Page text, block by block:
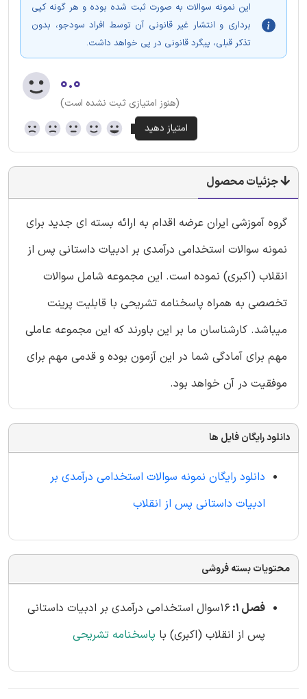
این نمونه سوالات به صورت ثبت شده بوده و هر گونه کپی
برداری و انتشار غیر قانونی آن توسط افراد سودجو، بدون
تذکر قبلی، پیگرد قانونی در پی خواهد داشت.
۰.۰
(هنوز امتیازی ثبت نشده است)
جزئیات محصول
گروه آموزشی ایران عرضه اقدام به ارائه بسته ای جدید برای
نمونه سوالات استخدامی درآمدی بر ادبیات داستانی پس از
انقلاب (اکبری) نموده است. این مجموعه شامل سوالات
تخصصی به همراه پاسخنامه تشریحی با قابلیت پرینت
میباشد. کارشناسان ما بر این باورند که این مجموعه عاملی
مهم برای آمادگی شما در این آزمون بوده و قدمی مهم برای
موفقیت در آن خواهد بود.
دانلود رایگان فایل ها
دانلود رایگان نمونه سوالات استخدامی درآمدی بر
ادبیات داستانی پس از انقلاب
محتویات بسته فروشی
فصل 1:
16سوال استخدامی درآمدی بر ادبیات داستانی
پس از انقلاب (اکبری) با پاسخنامه تشریحی